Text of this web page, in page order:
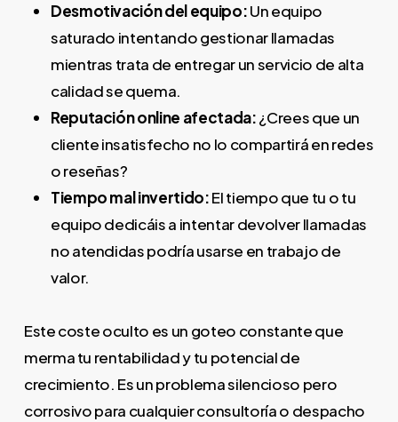
Desmotivación del equipo:Un equipo
saturado intentando gestionar llamadas
mientras trata de entregar un servicio de alta
calidad se quema.
Reputación online afectada:¿Crees que un
cliente insatisfecho no lo compartirá en redes
o reseñas?
Tiempo mal invertido:El tiempo que tu o tu
equipo dedicáis a intentar devolver llamadas
no atendidas podría usarse en trabajo de
valor.
Este coste oculto es un goteo constante que
merma tu rentabilidad y tu potencial de
crecimiento. Es un problema silencioso pero
corrosivo para cualquier consultoría o despacho